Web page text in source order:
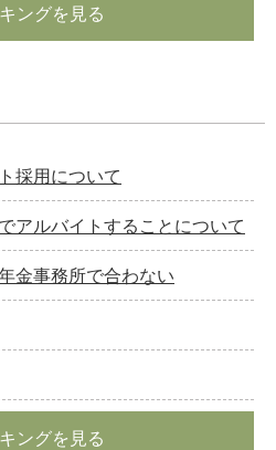
ングを見る
採用について
アルバイトすることについて
金事務所で合わない
ングを見る